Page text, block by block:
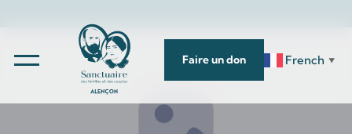
Faire un don French ▼